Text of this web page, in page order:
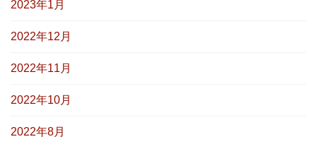
2023年1月
2022年12月
2022年11月
2022年10月
2022年8月